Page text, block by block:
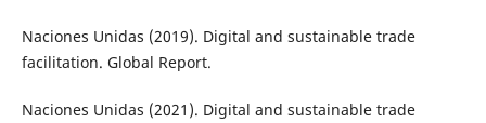
Naciones Unidas (2019). Digital and sustainable trade
facilitation. Global Report.
Naciones Unidas (2021). Digital and sustainable trade